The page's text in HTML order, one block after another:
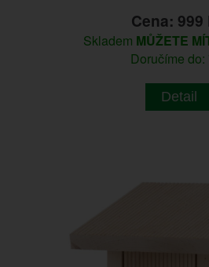
Cena: 999
Skladem MŮŽETE
Doručíme do:
Detail